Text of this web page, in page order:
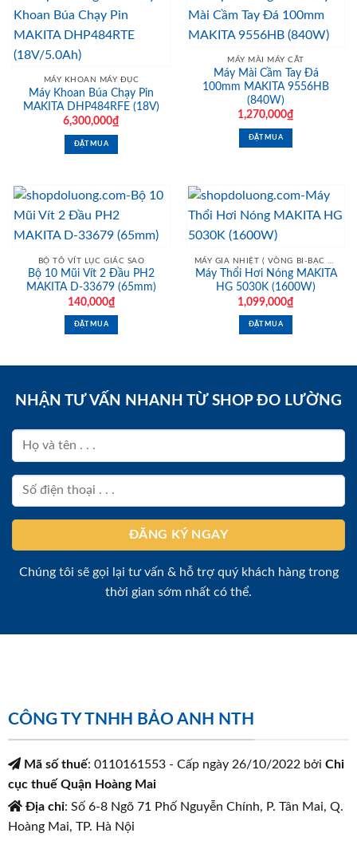
MÁY KHOAN MÁY ĐỤC
Máy Khoan Búa Chạy Pin
MAKITA DHP484RFE (18V)
6,300,000₫
ĐẶT MUA
MÁY MÀI MÁY CẮT
Máy Mài Cầm Tay Đá
100mm MAKITA 9556HB
(840W)
1,270,000₫
ĐẶT MUA
BỘ TÔ VÍT LỤC GIÁC SAO
Bộ 10 Mũi Vít 2 Đầu PH2
MAKITA D-33679 (65mm)
140,000₫
ĐẶT MUA
Máy Thổi Hơi Nóng MAKITA
HG 5030K (1600W)
1,099,000₫
ĐẶT MUA
NHẬN TƯ VẤN NHANH TỪ SHOP ĐO LƯỜNG
Chúng tôi sẽ gọi lại tư vấn & hỗ trợ quý khách hàng trong
thời gian sớm nhất có thể.
CÔNG TY TNHH BẢO ANH NTH
Mã số thuế: 0110161553 - Cấp ngày 26/10/2022 bởi Chi
cục thuế Quận Hoàng Mai
Địa chỉ: Số 6-8 Ngõ 71 Phố Nguyễn Chính, P. Tân Mai, Q.
Hoàng Mai, TP. Hà Nội